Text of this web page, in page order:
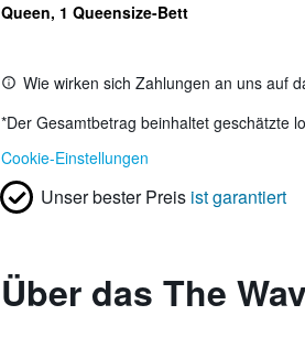
Queen, 1 Queensize-Bett
Wie wirken sich Zahlungen an uns auf
*Der Gesamtbetrag beinhaltet geschätzte
Cookie-Einstellungen
Unser bester Preis ist garantiert
Über das The